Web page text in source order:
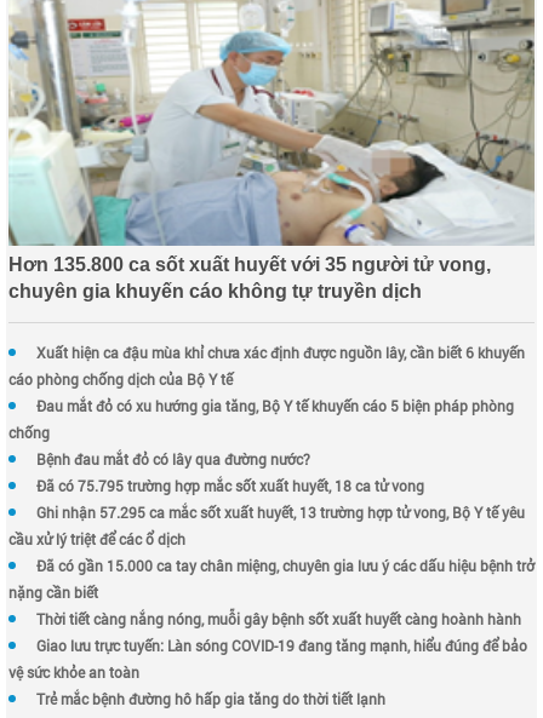
Hơn 135.800 ca sốt xuất huyết với 35 người tử vong,
chuyên gia khuyến cáo không tự truyền dịch
Xuất hiện ca đậu mùa khỉ chưa xác định được nguồn lây, cần biết 6 khuyến
cáo phòng chống dịch của Bộ Y tế
Đau mắt đỏ có xu hướng gia tăng, Bộ Y tế khuyến cáo 5 biện pháp phòng
chống
Bệnh đau mắt đỏ có lây qua đường nước?
Đã có 75.795 trường hợp mắc sốt xuất huyết, 18 ca tử vong
Ghi nhận 57.295 ca mắc sốt xuất huyết, 13 trường hợp tử vong, Bộ Y tế yêu
cầu xử lý triệt để các ổ dịch
Đã có gần 15.000 ca tay chân miệng, chuyên gia lưu ý các dấu hiệu bệnh trở
nặng cần biết
Thời tiết càng nắng nóng, muỗi gây bệnh sốt xuất huyết càng hoành hành
Giao lưu trực tuyến: Làn sóng COVID-19 đang tăng mạnh, hiểu đúng để bảo
vệ sức khỏe an toàn
Trẻ mắc bệnh đường hô hấp gia tăng do thời tiết lạnh